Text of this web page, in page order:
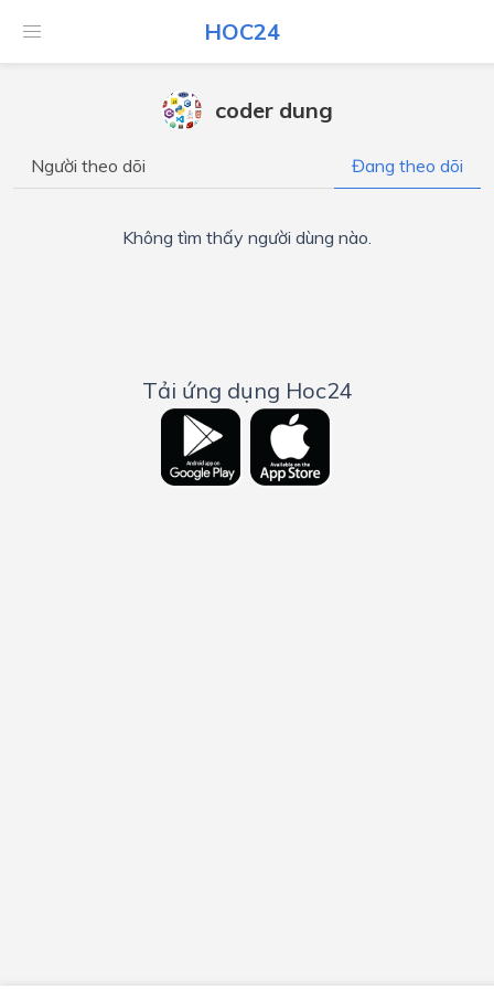
HOC24
coder dung
Người theo dõi Đang theo dõi
Không tìm thấy người dùng nào.
Tải ứng dụng Hoc24